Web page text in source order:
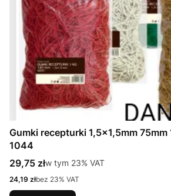
Gumki recepturki 1,5x1,5mm 75mm
1044
Cena brutto
29,75 złw tym %s VAT
w tym 23% VAT
Cena netto
24,19 złbez 23% VAT